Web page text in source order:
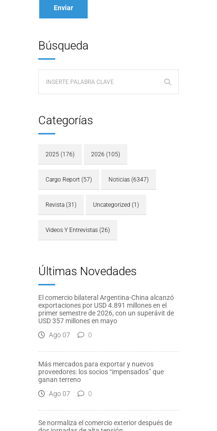
Búsqueda
Categorías
2025 (176) 2026 (105)
Cargo Report (57) Noticias (6347)
Revista (31) Uncategorized (1)
Videos Y Entrevistas (26)
Últimas Novedades
El comercio bilateral Argentina-China alcanzó
exportaciones por USD 4.891 millones en el
primer semestre de 2026, con un superávit de
USD 357 millones en mayo
Ago 07
0
Más mercados para exportar y nuevos
proveedores: los socios “impensados” que
ganan terreno
Ago 07
0
Se normaliza el comercio exterior después de